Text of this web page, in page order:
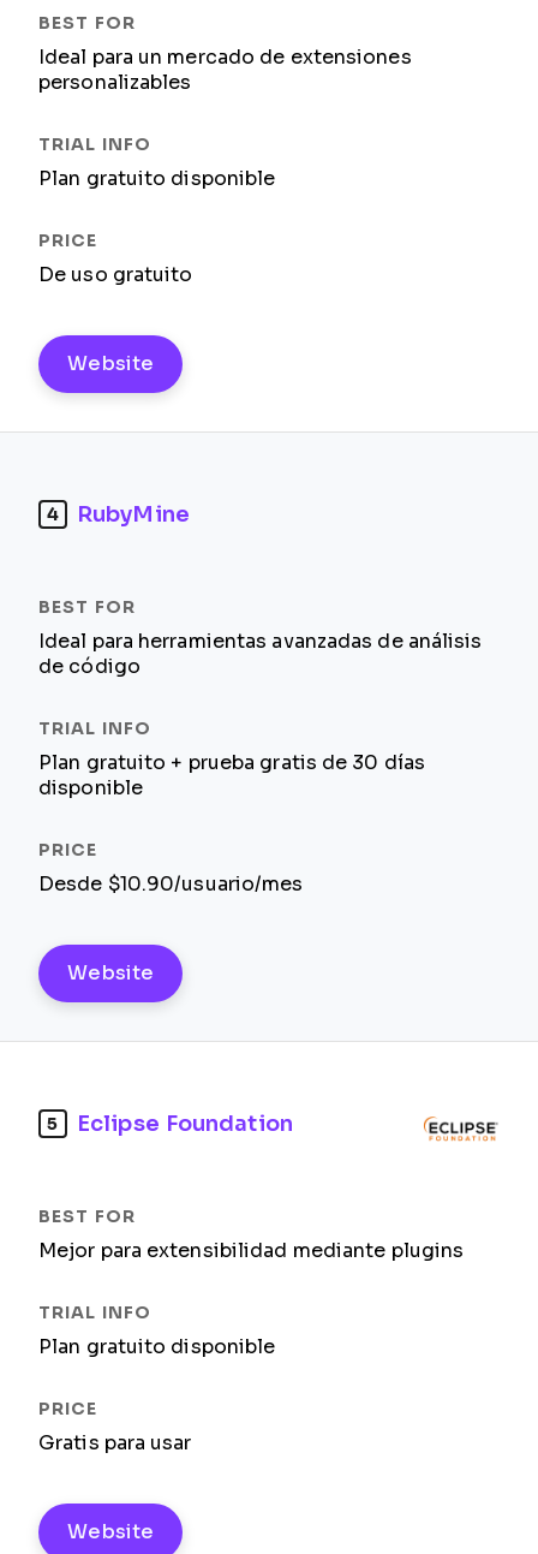
Ideal para un mercado de extensiones
personalizables
Plan gratuito disponible
De uso gratuito
Website
4 RubyMine
Ideal para herramientas avanzadas de análisis
de código
Plan gratuito + prueba gratis de 30 días
disponible
Desde $10.90/usuario/mes
Website
5 Eclipse Foundation
Mejor para extensibilidad mediante plugins
Plan gratuito disponible
Gratis para usar
Website